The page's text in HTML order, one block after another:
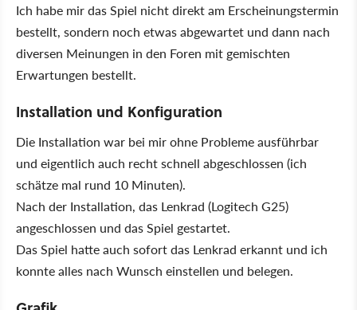
Ich habe mir das Spiel nicht direkt am Erscheinungstermin
bestellt, sondern noch etwas abgewartet und dann nach
diversen Meinungen in den Foren mit gemischten
Erwartungen bestellt.
Installation und Konfiguration
Die Installation war bei mir ohne Probleme ausführbar
und eigentlich auch recht schnell abgeschlossen (ich
schätze mal rund 10 Minuten).
Nach der Installation, das Lenkrad (Logitech G25)
angeschlossen und das Spiel gestartet.
Das Spiel hatte auch sofort das Lenkrad erkannt und ich
konnte alles nach Wunsch einstellen und belegen.